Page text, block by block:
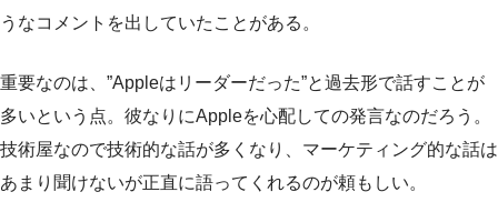
うなコメントを出していたことがある。
重要なのは、”Appleはリーダーだった”と過去形で話すことが
多いという点。彼なりにAppleを心配しての発言なのだろう。
技術屋なので技術的な話が多くなり、マーケティング的な話は
あまり聞けないが正直に語ってくれるのが頼もしい。